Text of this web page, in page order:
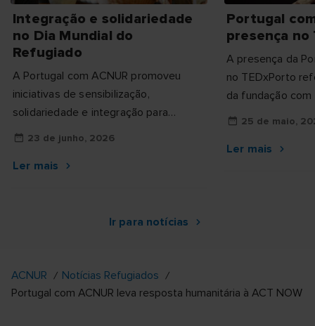
Integração e solidariedade
no Dia Mundial do
Refugiado
A Portugal com ACNUR promoveu
iniciativas de sensibilização,
solidariedade e integração para
assinalar o Dia Mundial do Refugiado.
23 de junho, 2026
Ler mais
Portugal
presença no
A presença da
no TEDxPorto
da fundação
a causa das
25 de maio,
Ler mais
Ir para notícias
ACNUR
Notícias Refugiados
Portugal com ACNUR leva resposta humanitária à ACT NOW